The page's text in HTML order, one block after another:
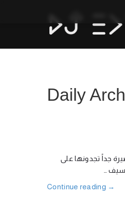
Daily
جداً تجدونها على
…
Continue reading →